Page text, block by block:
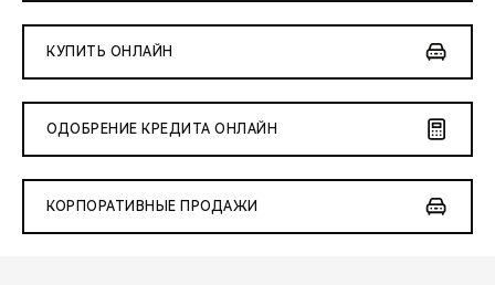
КУПИТЬ ОНЛАЙН
ОДОБРЕНИЕ КРЕДИТА ОНЛАЙН
КОРПОРАТИВНЫЕ ПРОДАЖИ